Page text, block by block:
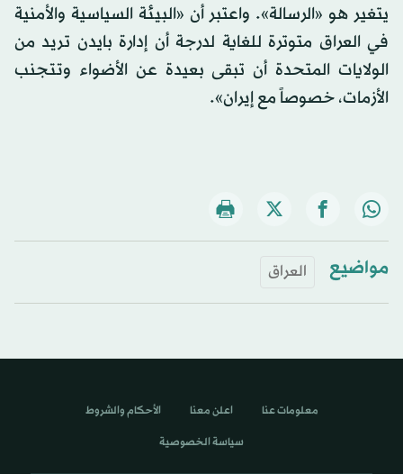
يتغير هو «الرسالة». واعتبر أن «البيئة السياسية والأمنية
في العراق متوترة للغاية لدرجة أن إدارة بايدن تريد من
الولايات المتحدة أن تبقى بعيدة عن الأضواء وتتجنب
الأزمات، خصوصاً مع إيران».
مواضيع العراق
معلومات عنا اعلن معنا الأحكام والشروط
سياسة الخصوصية